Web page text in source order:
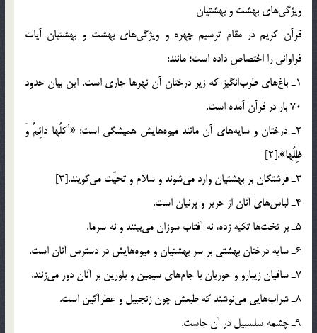
ويژگي‌هاي بهشت و بهشتيان
قرآن كريم در مقام ترسيم چهره و ويژگي‌هاي بهشت و بهشتيان آيات
فراواني را اختصاص داده است؛ مانند:
1ـ باغ‌هاي طرب‌انگيز كه زير درختان آن نهرها جاري است. اين بيان حدود
70 بار در قرآن آمده است.
2ـ درختان و سايه‌هاي آن مانند ميوه‌هايش هميشگي است: «أكلُها دائِمٌ وَ
ظِلُّها».[2]
3ـ فرشتگان بر بهشتيان وارد مي‌شوند و سلام و تحيّت مي‌گويند.[3]
4ـ لباس‌هاي آنان از حرير و پرنيان است.
5ـ بر تخت‌ها تكيه زده، نه آفتاب سوزان مي‌بينند و نه سرما.
6ـ سايه درختان بهشتي بر سر بهشتيان و ميوه‌هايش در دسترس آنان است.
7ـ ساقيان زيبارو و حوريان با جام‌هاي سيمين و بلورين بر آنان دور مي‌زنند.
8ـ شراب‌هايي مي‌نوشند كه طبعش چون زنجبيل و عطرآگين است.
9ـ چشمه‌ سلسبيل در آن جاست.